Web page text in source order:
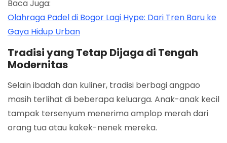
Baca Juga:
Olahraga Padel di Bogor Lagi Hype: Dari Tren Baru ke
Gaya Hidup Urban
Tradisi yang Tetap Dijaga di Tengah
Modernitas
Selain ibadah dan kuliner, tradisi berbagi angpao
masih terlihat di beberapa keluarga. Anak-anak kecil
tampak tersenyum menerima amplop merah dari
orang tua atau kakek-nenek mereka.